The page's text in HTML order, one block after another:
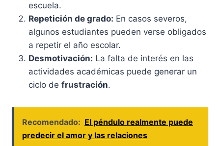
escuela.
Repetición de grado: En casos severos,
algunos estudiantes pueden verse obligados
a repetir el año escolar.
Desmotivación: La falta de interés en las
actividades académicas puede generar un
ciclo de frustración.
Recomendado: El péndulo realmente puede
predecir el amor y las relaciones